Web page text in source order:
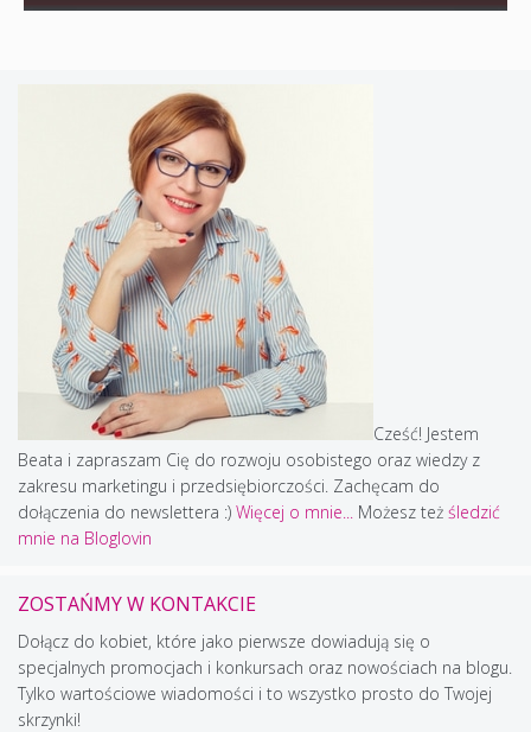
Cześć! Jestem
Beata i zapraszam Cię do rozwoju osobistego oraz wiedzy z
zakresu marketingu i przedsiębiorczości. Zachęcam do
dołączenia do newslettera :) Więcej o mnie... Możesz też śledzić
mnie na Bloglovin
ZOSTAŃMY W KONTAKCIE
Dołącz do kobiet, które jako pierwsze dowiadują się o
specjalnych promocjach i konkursach oraz nowościach na blogu.
Tylko wartościowe wiadomości i to wszystko prosto do Twojej
skrzynki!